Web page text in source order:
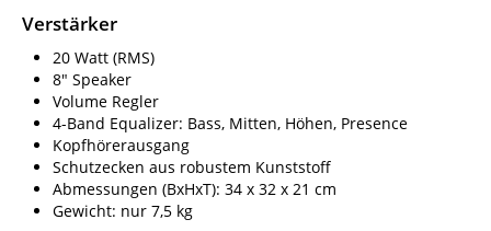
Verstärker
20 Watt (RMS)
8" Speaker
Volume Regler
4-Band Equalizer: Bass, Mitten, Höhen, Presence
Kopfhörerausgang
Schutzecken aus robustem Kunststoff
Abmessungen (BxHxT): 34 x 32 x 21 cm
Gewicht: nur 7,5 kg